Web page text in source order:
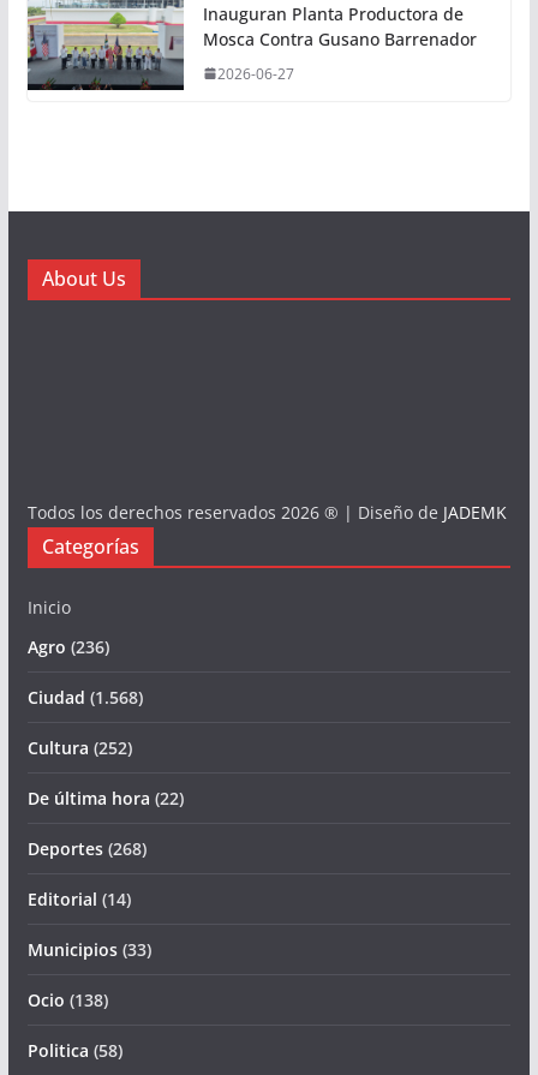
Inauguran Planta Productora de
Mosca Contra Gusano Barrenador
2026-06-27
About Us
Todos los derechos reservados 2026 ® | Diseño de JADEMK
Categorías
Inicio
Agro (236)
Ciudad (1.568)
Cultura (252)
De última hora (22)
Deportes(268)
Editorial (14)
Municipios(33)
Ocio (138)
Politica (58)